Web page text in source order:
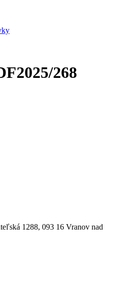
268
1288, 093 16 Vranov nad